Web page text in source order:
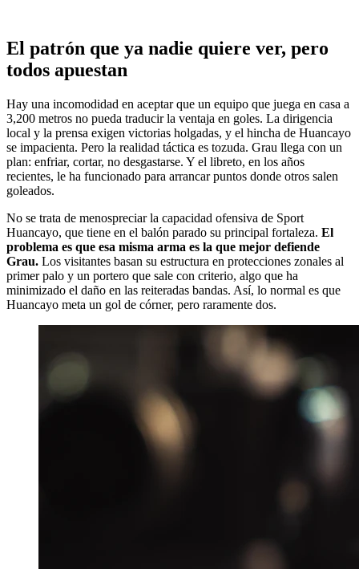
El patrón que ya nadie quiere ver, pero
todos apuestan
Hay una incomodidad en aceptar que un equipo que juega en casa a
3,200 metros no pueda traducir la ventaja en goles. La dirigencia
local y la prensa exigen victorias holgadas, y el hincha de Huancayo
se impacienta. Pero la realidad táctica es tozuda. Grau llega con un
plan: enfriar, cortar, no desgastarse. Y el libreto, en los años
recientes, le ha funcionado para arrancar puntos donde otros salen
goleados.
No se trata de menospreciar la capacidad ofensiva de Sport
Huancayo, que tiene en el balón parado su principal fortaleza. El
problema es que esa misma arma es la que mejor defiende
Grau. Los visitantes basan su estructura en protecciones zonales al
primer palo y un portero que sale con criterio, algo que ha
minimizado el daño en las reiteradas bandas. Así, lo normal es que
Huancayo meta un gol de córner, pero raramente dos.